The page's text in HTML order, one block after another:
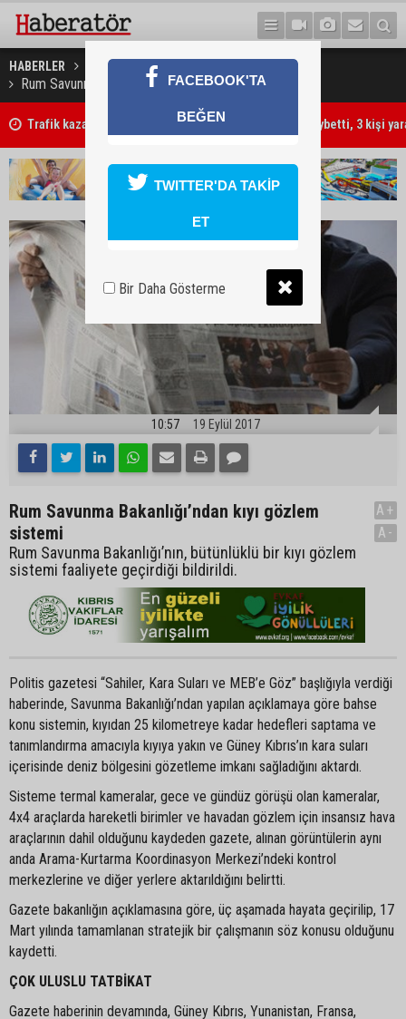
HABERLER GÜNEY KIBRIS
Rum Savunma Bakanlığı’ndan kıyı gözlem sistemi
Trafik kazasında 85 yaşındaki Turan Obalı hayatını kaybetti, 3 kişi
10:57 19 Eylül 2017
Rum Savunma Bakanlığı’ndan kıyı gözlem
sistemi
Rum Savunma Bakanlığı’nın, bütünlüklü bir kıyı gözlem
sistemi faaliyete geçirdiği bildirildi.
A+
A-
Politis gazetesi “Sahiler, Kara Suları ve MEB’e Göz” başlığıyla verdiği
haberinde, Savunma Bakanlığı’ndan yapılan açıklamaya göre bahse
konu sistemin, kıyıdan 25 kilometreye kadar hedefleri saptama ve
tanımlandırma amacıyla kıyıya yakın ve Güney Kıbrıs’ın kara suları
içerisinde deniz bölgesini gözetleme imkanı sağladığını aktardı.
Sisteme termal kameralar, gece ve gündüz görüşü olan kameralar,
4x4 araçlarda hareketli birimler ve havadan gözlem için insansız hava
araçlarının dahil olduğunu kaydeden gazete, alınan görüntülerin aynı
anda Arama-Kurtarma Koordinasyon Merkezi’ndeki kontrol
merkezlerine ve diğer yerlere aktarıldığını belirtti.
Gazete bakanlığın açıklamasına göre, üç aşamada hayata geçirilip, 17
Mart yılında tamamlanan stratejik bir çalışmanın söz konusu olduğunu
kaydetti.
ÇOK ULUSLU TATBİKAT
Gazete haberinin devamında, Güney Kıbrıs, Yunanistan, Fransa,
FACEBOOK'TA
BEĞEN
TWITTER'DA TAKİP
ET
Bir Daha Gösterme